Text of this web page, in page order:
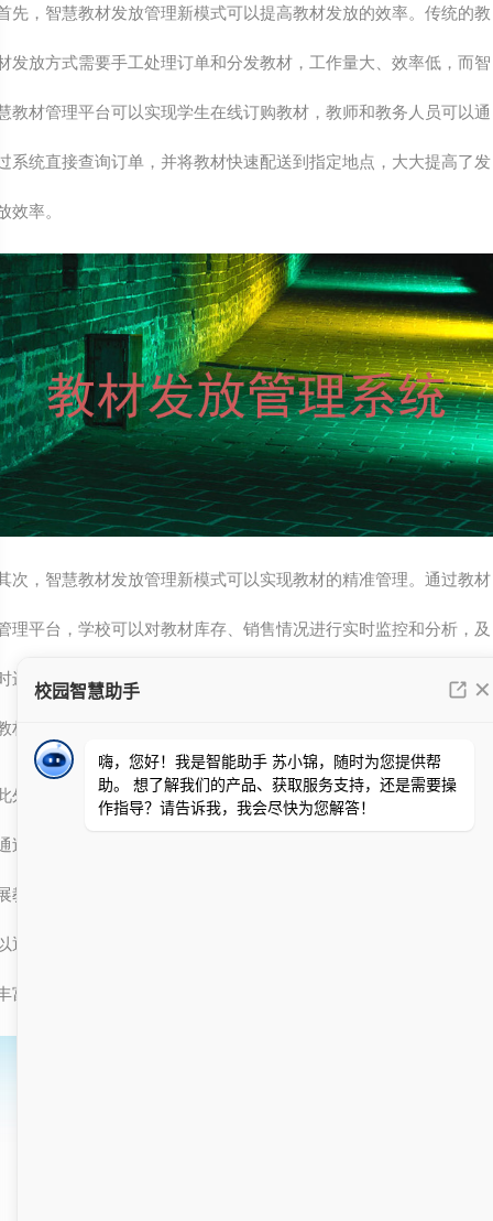
先，智慧教材发放管理新模式可以提高教材发放的效率。传统的教
发放方式需要手工处理订单和分发教材，工作量大、效率低，而智
教材管理平台可以实现学生在线订购教材，教师和教务人员可以通
系统直接查询订单，并将教材快速配送到指定地点，大大提高了发
效率。
次，智慧教材发放管理新模式可以实现教材的精准管理。通过教材
理平台，学校可以对教材库存、销售情况进行实时监控和分析，及
进行补充和调整。同时，学生和家长也可以通过平台查询自己订购
材的状态，了解发放进度，提高了教材管理的透明度和可信度。
外，智慧教材发放管理新模式还可以带来更多的教育资源和服务。
过教材管理平台，学校可以与出版社和电子商务平台进行合作，拓
教材供应渠道，引入更多的优质教材资源。同时，学生和教师也可
通过平台获取到更多的教育辅助资源，如电子书籍、教学视频等，
富了教学内容，提高了教学质量。